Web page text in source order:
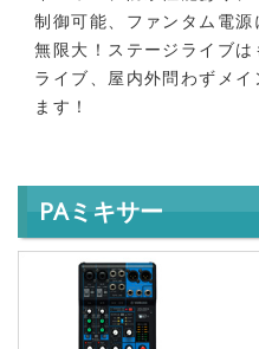
制御可能、ファンタム電
無限大！ステージライブ
ライブ、屋内外問わずメ
ます！
PAミキサー